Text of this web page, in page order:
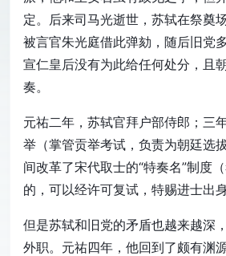
定。后来司马光逝世，苏轼在祭奠
被言官朱光庭借此弹劾，随后旧党
宣仁皇后没有为此给任何处分，且
奏。
元祐二年，苏轼官拜户部侍郎；三
举（掌管贡举考试，负责为朝廷选
间改革了宋代取士的“特奏名”制度
的，可以经许可复试，特赐进士出
但是苏轼和旧党的矛盾也越来越深
外职。元祐四年，他回到了颇有渊